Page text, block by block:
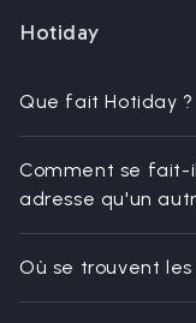
Hotiday
Que fait Hotiday ?
Comment se fait-
adresse qu'un
Où se trouvent